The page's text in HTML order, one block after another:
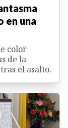
en una
color
de la
el asalto.